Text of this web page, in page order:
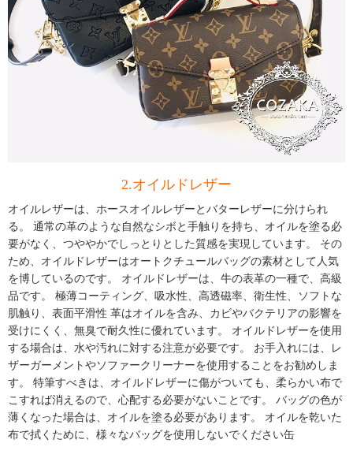
2.オイルドレザー
オイルレザーは、ホースオイルレザーとバターレザーに分けられ
る。 通常の革のような自然なシボと手触りを持ち、オイルを塗る必
要がなく、つややかでしっとりとした質感を実現しています。 その
ため、オイルドレザーはオートクチュールバッグの素材として人気
を博しているのです。 オイルドレザーは、牛の表革の一種で、高級
品です。 極薄コーティング、吸水性、高透磁率、衛生性、ソフトな
肌触り、表面平滑性 革はオイルを含み、カビやバクテリアの影響を
受けにくく、無臭で耐久性に優れています。 オイルドレザーを使用
する場合は、水や汚れに対する注意が必要です。 お手入れには、レ
ザーガーメントやソファークリーナーを使用することをお勧めしま
す。 特筆すべきは、オイルドレザーに傷がついても、柔らかい布で
こすれば消えるので、心配する必要がないことです。 バッグの色が
薄くなった場合は、オイルを塗る必要があります。 オイルを乾いた
布で拭くために、様々なバッグを使用しないでください缶